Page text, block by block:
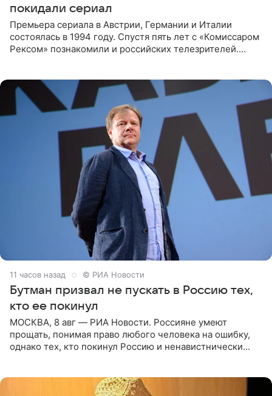
покидали сериал
Премьера сериала в Австрии, Германии и Италии
состоялась в 1994 году. Спустя пять лет с «Комиссаром
Рексом» познакомили и российских телезрителей.
11 часов назад © РИА Новости
Бутман призвал не пускать в Россию тех,
кто ее покинул
МОСКВА, 8 авг — РИА Новости. Россияне умеют
прощать, понимая право любого человека на ошибку,
однако тех, кто покинул Россию и ненавистнически